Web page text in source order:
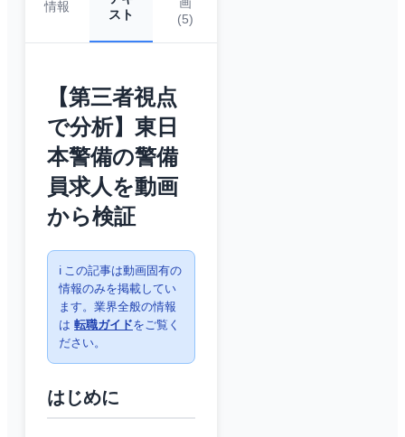
情報
スト
画
(5)
【第三者視点
で分析】東日
本警備の警備
員求人を動画
から検証
ℹ️ この記事は動画固有の
情報のみを掲載してい
ます。業界全般の情報
は 転職ガイドをご覧く
ださい。
はじめに